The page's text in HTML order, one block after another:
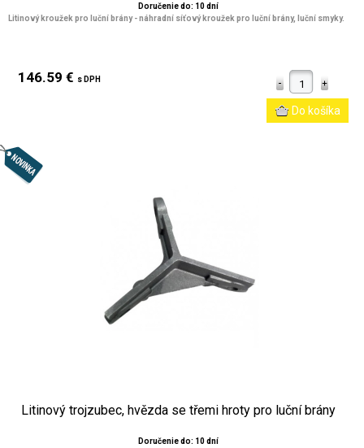
Doručenie do: 10 dní
Litinový kroužek pro luční brány - náhradní síťový kroužek pro luční brány, luční smyky.
146.59 € s DPH
Litinový trojzubec, hvězda se třemi hroty pro luční brány
Doručenie do: 10 dní